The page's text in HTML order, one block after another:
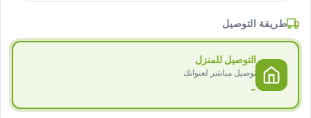
طريقة التوصيل
التوصيل للمنزل
توصيل مباشر لعنوانك
-